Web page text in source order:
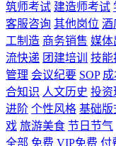
筑师考试 建造师考试
客服咨询 其他岗位 酒
工制造 商务销售 媒体
流快递 团建培训 技能
管理 会议纪要 SOP
合知识 人文历史 投资
进阶 个性风格 基础版
戏 旅游美食 节日节气
全部 免费 VIP免费 付